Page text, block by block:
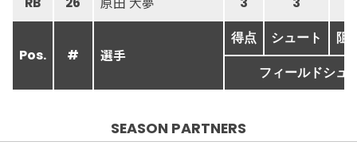
Pos. # 選手
得点 シュート 阻
フィールドシュ
SEASON PARTNERS